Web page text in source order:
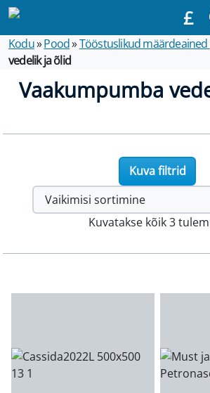
£
Kodu»Pood»Tööstuslikud määrdeained
vedelik ja õlid
Vaakumpumba
Kuva filtrid
Kuvatakse kõik 3